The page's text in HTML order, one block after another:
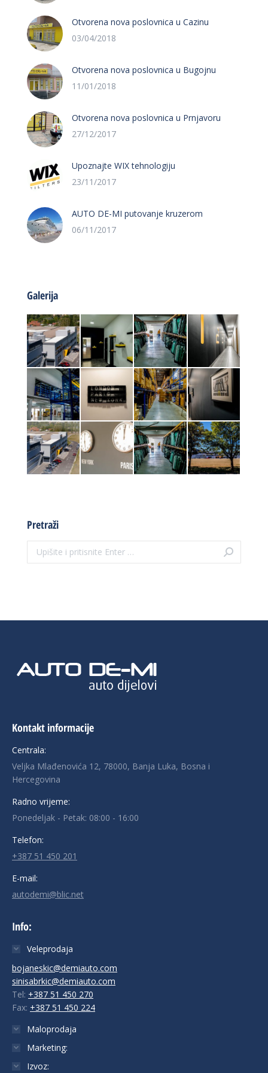
Otvorena nova poslovnica u Cazinu
03/04/2018
Otvorena nova poslovnica u Bugojnu
11/01/2018
Otvorena nova poslovnica u Prnjavoru
27/12/2017
Upoznajte WIX tehnologiju
23/11/2017
AUTO DE-MI putovanje kruzerom
06/11/2017
Galerija
Pretraži
Search:
Kontakt informacije
Centrala:
Veljka Mlađenovića 12, 78000, Banja Luka, Bosna i
Hercegovina
Radno vrijeme:
Ponedeljak - Petak: 08:00 - 16:00
Telefon:
+387 51 450 201
E-mail:
autodemi@blic.net
Info:
Veleprodaja
bojaneskic@demiauto.com
sinisabrkic@demiauto.com
Tel: +387 51 450 270
Fax: +387 51 450 224
Maloprodaja
Marketing:
Izvoz: